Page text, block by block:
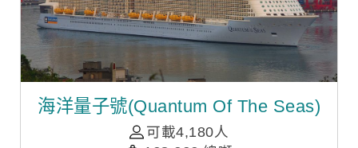
海洋量子號(Quantum Of The Seas)
可載4,180人